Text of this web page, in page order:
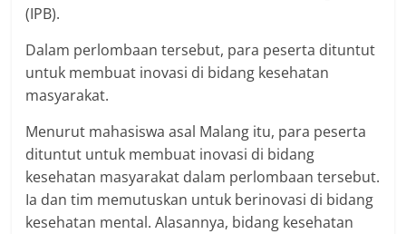
(IPB).
Dalam perlombaan tersebut, para peserta dituntut
untuk membuat inovasi di bidang kesehatan
masyarakat.
Menurut mahasiswa asal Malang itu, para peserta
dituntut untuk membuat inovasi di bidang
kesehatan masyarakat dalam perlombaan tersebut.
Ia dan tim memutuskan untuk berinovasi di bidang
kesehatan mental. Alasannya, bidang kesehatan